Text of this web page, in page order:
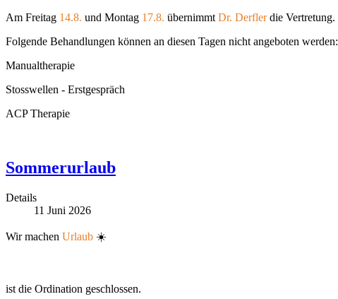
Am Freitag 14.8. und Montag 17.8. übernimmt Dr. Derflerdie Vertretung.
Folgende Behandlungen können an diesen Tagen nicht angeboten werden:
Manualtherapie
Stosswellen - Erstgespräch
ACP Therapie
Sommerurlaub
Details
11 Juni 2026
Wir machen Urlaub ☀️
ist die Ordination geschlossen.